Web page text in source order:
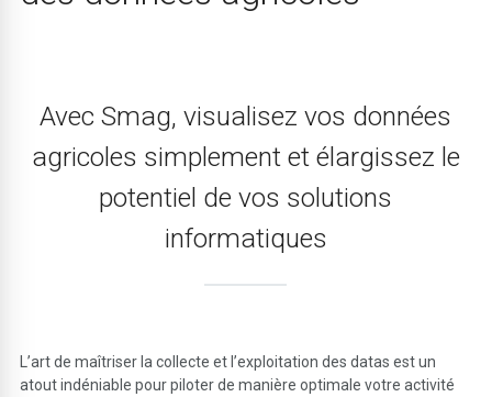
Avec Smag, visualisez vos données
agricoles simplement et élargissez le
potentiel de vos solutions
informatiques
L’art de maîtriser la collecte et l’exploitation des datas est un
atout indéniable pour piloter de manière optimale votre activité